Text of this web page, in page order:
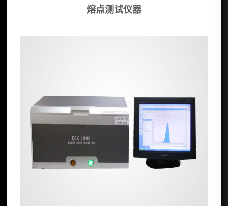
熔点测试仪器